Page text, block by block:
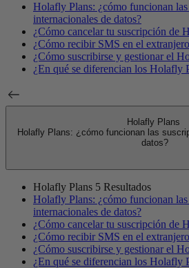
Holafly Plans: ¿cómo funcionan
internacionales de datos?
¿Cómo cancelar tu suscripción de
¿Cómo recibir SMS en el
¿Cómo suscribirse y gestionar el
¿En qué se diferencian los Holafly
Holafly Plans
Holafly Plans: ¿cómo funcionan las
datos?
Holafly Plans 5 Resultados
Holafly Plans: ¿cómo funcionan
internacionales de datos?
¿Cómo cancelar tu suscripción de
¿Cómo recibir SMS en el
¿Cómo suscribirse y gestionar el
¿En qué se diferencian los Holafly